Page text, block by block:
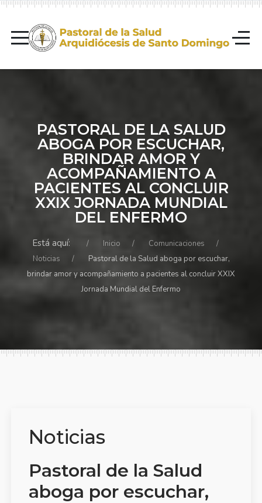
PASTORAL DE LA SALUD
ABOGA POR ESCUCHAR,
BRINDAR AMOR Y
ACOMPAÑAMIENTO A
PACIENTES AL CONCLUIR
XXIX JORNADA MUNDIAL
DEL ENFERMO
Está aquí: Inicio
Comunicaciones
Noticias
Pastoral de la Salud aboga por escuchar,
brindar amor y acompañamiento a pacientes al concluir XXIX
Jornada Mundial del Enfermo
Noticias
Pastoral de la Salud
aboga por escuchar,